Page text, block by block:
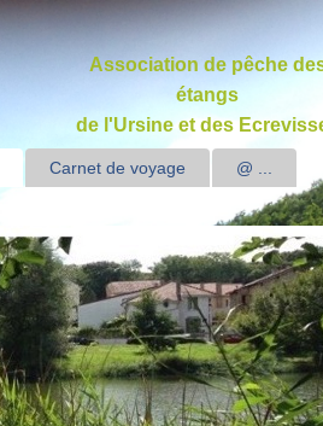
Association de pêche
étangs
de l'Ursine et des
Carnet de voyage
@ ...